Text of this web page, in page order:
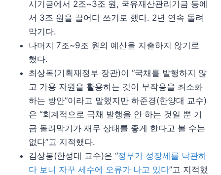
시기금에서 2조~3조 원, 국유재산관리기금 등에
서 3조 원을 끌어다 쓰기로 했다. 2년 연속 돌려
막기다.
나머지 7조~9조 원의 예산을 지출하지 않기로
했다.
최상목(기획재정부 장관)이 “국채를 발행하지 않
고 가용 자원을 활용하는 것이 부작용을 최소화
하는 방안”이라고 말했지만 하준경(한양대 교수)
은 “회계적으로 국채 발행을 안 하는 것일 뿐 기
금 돌려막기가 재무 상태를 좋게 한다고 볼 수는
없다”고 지적했다.
김상봉(한성대 교수)은 “정부가 성장세를 낙관하
다 보니 자꾸 세수에 오류가 나고 있다”고 지적했